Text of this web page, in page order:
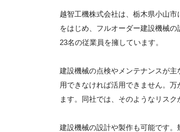
越智工機株式会社は、栃木県小山
をはじめ、フルオーダー建設機械
23名の従業員を擁しています。
建設機械の点検やメンテナンスが
用できなければ活用できません。
ます。同社では、そのようなリス
建設機械の設計や製作も可能です